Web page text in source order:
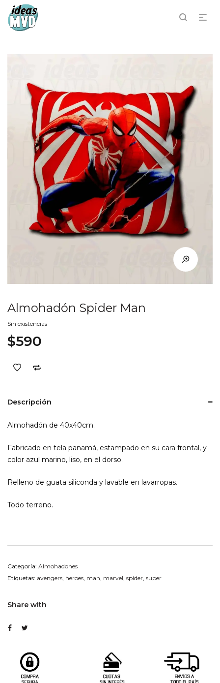
Almohadón Spider Man
Sin existencias
$590
Descripción
Almohadón de 40x40cm.
Fabricado en tela panamá, estampado en su cara frontal, y
color azul marino, liso, en el dorso.
Relleno de guata siliconda y lavable en lavarropas.
Todo terreno.
Categoría: Almohadones
Etiquetas: avengers heroes man marvel spider super
Share with